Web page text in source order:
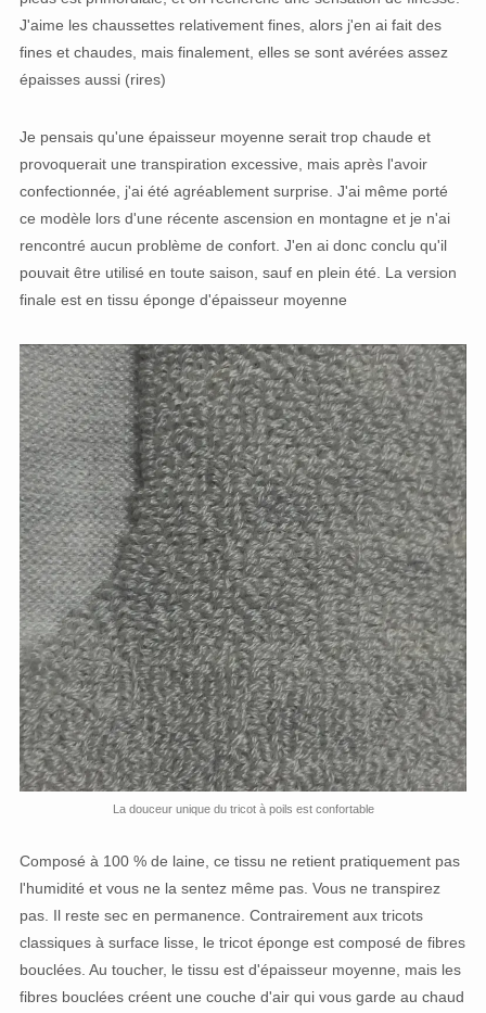
J'aime les chaussettes relativement fines, alors j'en ai fait des
fines et chaudes, mais finalement, elles se sont avérées assez
épaisses aussi (rires)
Je pensais qu'une épaisseur moyenne serait trop chaude et
provoquerait une transpiration excessive, mais après l'avoir
confectionnée, j'ai été agréablement surprise. J'ai même porté
ce modèle lors d'une récente ascension en montagne et je n'ai
rencontré aucun problème de confort. J'en ai donc conclu qu'il
pouvait être utilisé en toute saison, sauf en plein été. La version
finale est en tissu éponge d'épaisseur moyenne
La douceur unique du tricot à poils est confortable
Composé à 100 % de laine, ce tissu ne retient pratiquement pas
l'humidité et vous ne la sentez même pas. Vous ne transpirez
pas. Il reste sec en permanence. Contrairement aux tricots
classiques à surface lisse, le tricot éponge est composé de fibres
bouclées. Au toucher, le tissu est d'épaisseur moyenne, mais les
fibres bouclées créent une couche d'air qui vous garde au chaud